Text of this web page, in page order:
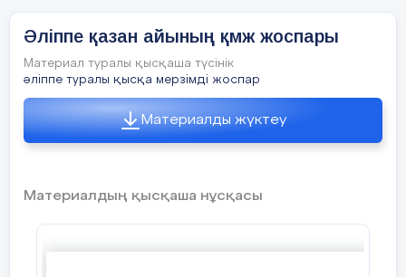
Әліппе қазан айының қмж жоспары
Материал туралы қысқаша түсінік
әліппе туралы қысқа мерзімді жоспар
Материалды жүктеу
Материалдың қысқаша нұсқасы